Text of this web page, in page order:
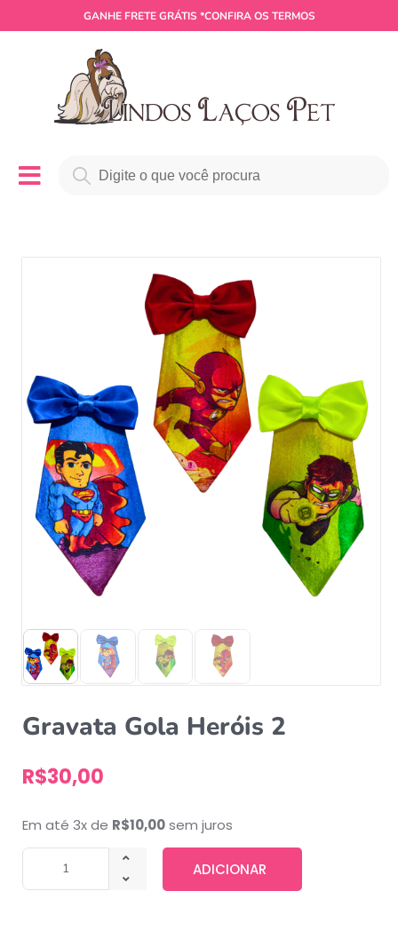
GANHE FRETE GRÁTIS *CONFIRA OS TERMOS
Gravata Gola Heróis 2
R$30,00
Em até 3x de R$10,00sem juros
ADICIONAR